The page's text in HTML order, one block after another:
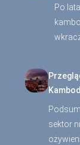
Po
sektor